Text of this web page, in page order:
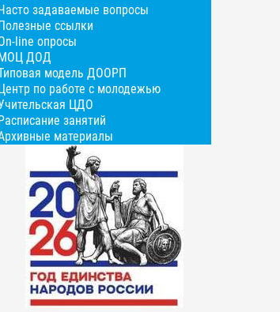
задаваемые вопросы
ссылки
line опросы
ДОД
модель ДООРП
по работе с молодежью
ЦДО
занятий
материалы